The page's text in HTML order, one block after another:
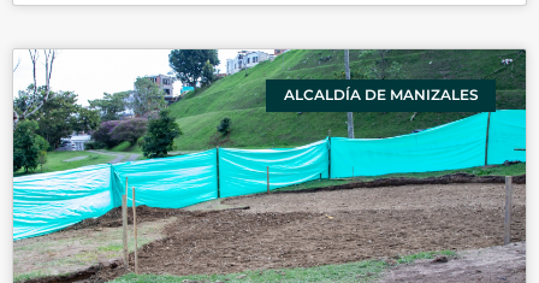
ALCALDÍA DE MANIZALES